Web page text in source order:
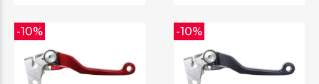
-10% -10%